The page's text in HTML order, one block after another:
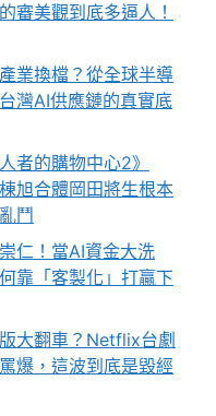
審美觀到底多逼人！
業換檔？從全球半導
灣AI供應鏈的真實底
者的購物中心2》
旭合體岡田將生根本
鬥
仁！當AI資金大洗
靠「客製化」打贏下
大翻車？Netflix台劇
爆，這波到底是毀經